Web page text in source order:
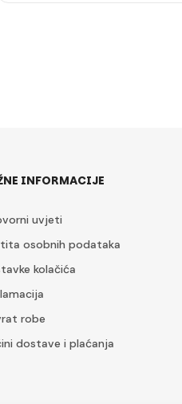
INFORMACIJE
uvjeti
osobnih podataka
kolačića
robe
dostave i plaćanja